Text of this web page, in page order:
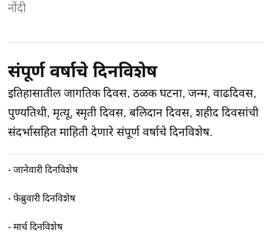
नोंदी
संपूर्ण वर्षाचे दिनविशेष
इतिहासातील जागतिक दिवस, ठळक घटना, जन्म, वाढदिवस,
पुण्यतिथी, मृत्यू, स्मृती दिवस, बलिदान दिवस, शहीद दिवसांची
संदर्भासहित माहिती देणारे संपूर्ण वर्षाचे दिनविशेष.
-जानेवारी दिनविशेष
-फेब्रुवारी दिनविशेष
-मार्च दिनविशेष